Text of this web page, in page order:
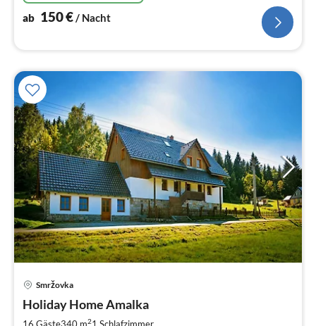
ab 150€/ Nacht
Smržovka
Holiday Home Amalka
16 Gäste340 m21 Schlafzimmer